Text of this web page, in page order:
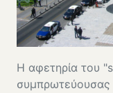
Η αφετηρία του
συμπρωτεύουσας